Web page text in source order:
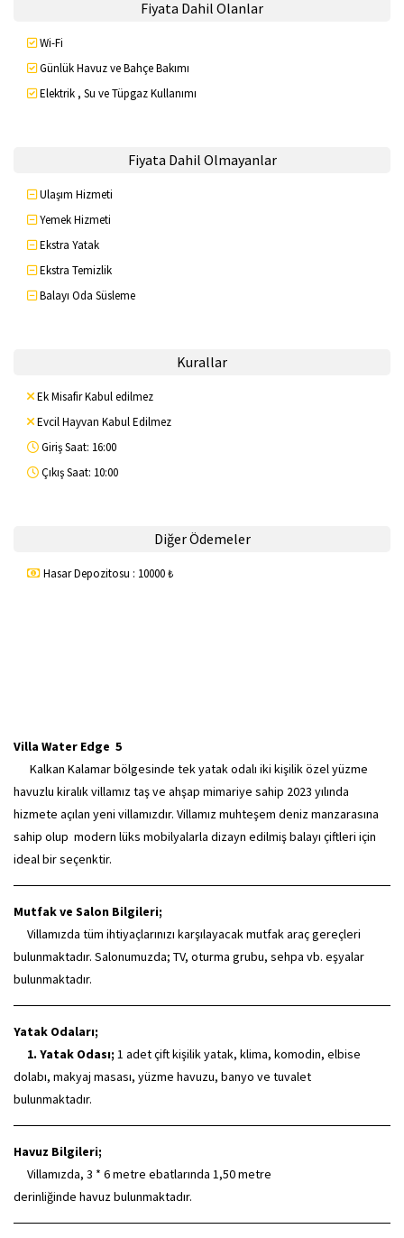
Fiyata Dahil Olanlar
Wi-Fi
Günlük Havuz ve Bahçe Bakımı
Elektrik , Su ve Tüpgaz Kullanımı
Fiyata Dahil Olmayanlar
Ulaşım Hizmeti
Yemek Hizmeti
Ekstra Yatak
Ekstra Temizlik
Balayı Oda Süsleme
Kurallar
Ek Misafir Kabul edilmez
Evcil Hayvan Kabul Edilmez
Giriş Saat: 16:00
Çıkış Saat: 10:00
Diğer Ödemeler
Hasar Depozitosu : 10000 ₺
Villa Water Edge 5
Kalkan Kalamar bölgesinde tek yatak odalı iki kişilik özel yüzme
havuzlu kiralık villamız taş ve ahşap mimariye sahip 2023 yılında
hizmete açılan yeni villamızdır. Villamız muhteşem deniz manzarasına
sahip olup modern lüks mobilyalarla dizayn edilmiş balayı çiftleri için
ideal bir seçenktir.
Mutfak ve Salon Bilgileri;
Villamızda tüm ihtiyaçlarınızı karşılayacak mutfak araç gereçleri
bulunmaktadır. Salonumuzda; TV, oturma grubu, sehpa vb. eşyalar
bulunmaktadır.
Yatak Odaları;
1. Yatak Odası; 1 adet çift kişilik yatak, klima, komodin, elbise
dolabı, makyaj masası, yüzme havuzu, banyo ve tuvalet
bulunmaktadır.
Havuz Bilgileri;
Villamızda, 3 * 6 metre ebatlarında 1,50 metre
derinliğinde havuz bulunmaktadır.